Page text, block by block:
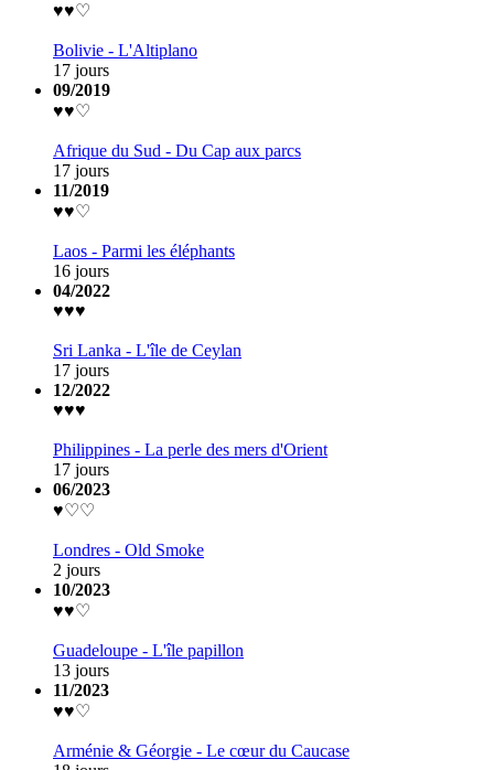
♥♥♡
Bolivie - L'Altiplano
17 jours
09/2019
♥♥♡
Afrique du Sud - Du Cap aux parcs
17 jours
11/2019
♥♥♡
Laos - Parmi les éléphants
16 jours
04/2022
♥♥♥
Sri Lanka - L'île de Ceylan
17 jours
12/2022
♥♥♥
Philippines - La perle des mers d'Orient
17 jours
06/2023
♥♡♡
Londres - Old Smoke
2 jours
10/2023
♥♥♡
Guadeloupe - L'île papillon
13 jours
11/2023
♥♥♡
Arménie & Géorgie - Le cœur du Caucase